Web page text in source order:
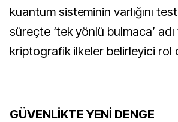
kuantum sisteminin varlığını
süreçte ‘tek yönlü bulmaca’ adı
kriptografik ilkeler belirleyici rol
GÜVENLİKTE YENİ DENGE